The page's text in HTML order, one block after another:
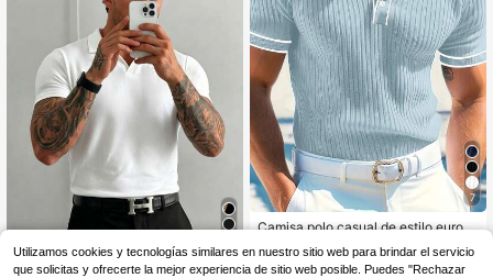
Camisa polo de manga corta de uni
7
Camisa polo casual de estilo europ
uello vuelto y botones, de manga c
orta, para verano
15,49€
Utilizamos cookies y tecnologías similares en nuestro sitio web para brindar el servicio
que solicitas y ofrecerte la mejor experiencia de sitio web posible. Puedes "Rechazar